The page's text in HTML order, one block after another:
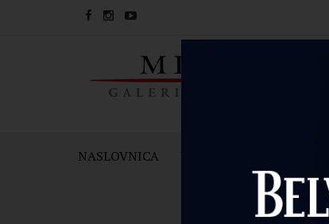
NASLOVNICA VINA